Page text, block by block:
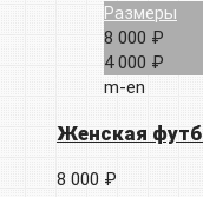
Размеры
8 000 ₽
4 000 ₽
m-en
Женская
8 000 ₽